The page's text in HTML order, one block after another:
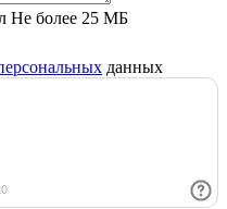
Не более 25 МБ
данных